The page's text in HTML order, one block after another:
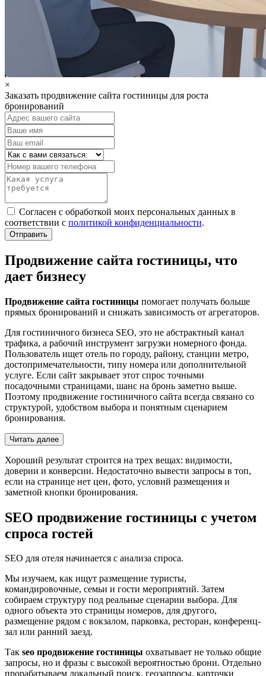
×
Заказать продвижение сайта гостиницы для роста
бронирований
Согласен с обработкой моих персональных данных в
соответствии с политикой конфиденциальности.
Отправить
Продвижение сайта гостиницы, что
дает бизнесу
Продвижение сайта гостиницы помогает получать больше
прямых бронирований и снижать зависимость от агрегаторов.
Для гостиничного бизнеса SEO, это не абстрактный канал
трафика, а рабочий инструмент загрузки номерного фонда.
Пользователь ищет отель по городу, району, станции метро,
достопримечательности, типу номера или дополнительной
услуге. Если сайт закрывает этот спрос точными
посадочными страницами, шанс на бронь заметно выше.
Поэтому продвижение гостиничного сайта всегда связано со
структурой, удобством выбора и понятным сценарием
бронирования.
Читать далее
Хороший результат строится на трех вещах: видимости,
доверии и конверсии. Недостаточно вывести запросы в топ,
если на странице нет цен, фото, условий размещения и
заметной кнопки бронирования.
SEO продвижение гостиницы с учетом
спроса гостей
SEO для отеля начинается с анализа спроса.
Мы изучаем, как ищут размещение туристы,
командировочные, семьи и гости мероприятий. Затем
собираем структуру под реальные сценарии выбора. Для
одного объекта это страницы номеров, для другого,
размещение рядом с вокзалом, парковка, ресторан, конференц-
зал или ранний заезд.
Так seo продвижение гостиницы охватывает не только общие
запросы, но и фразы с высокой вероятностью брони. Отдельно
прорабатываем локальный поиск, геозапросы, карточки